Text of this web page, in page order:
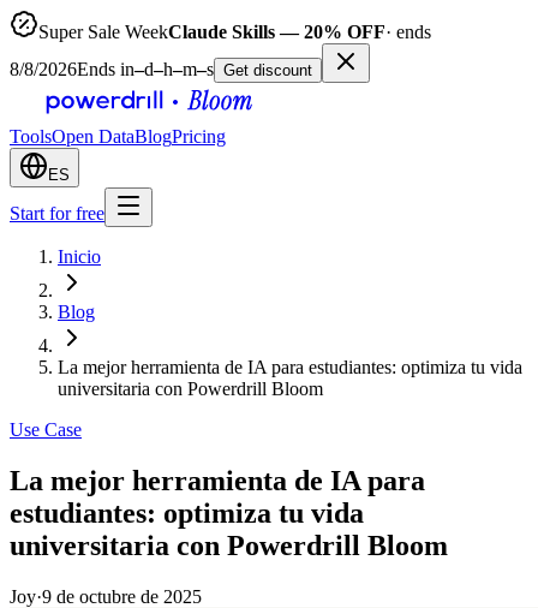
Super Sale WeekClaude Skills — 20% OFF· ends
8/8/2026Ends in–d–h–m–s Get discount
ToolsOpen DataBlogPricing
ES
Start for free
Inicio
Blog
La mejor herramienta de IA para estudiantes: optimiza tu vida
universitaria con Powerdrill Bloom
Use Case
La mejor herramienta de IA para
estudiantes: optimiza tu vida
universitaria con Powerdrill Bloom
Joy·9 de octubre de 2025